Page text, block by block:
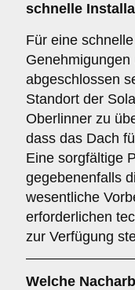
schnelle
Für eine
abgeschlossen
Standort der
Oberlinner zu
dass das Dach
Eine sorgfältige
gegebenenfalls
wesentliche
erforderlichen
zur Verfügung
Welche